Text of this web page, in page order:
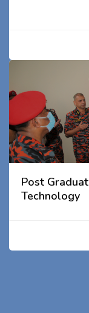
Post
Technology